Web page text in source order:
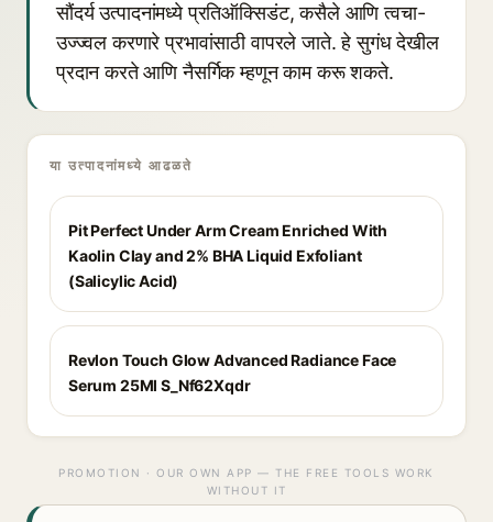
सौंदर्य उत्पादनांमध्ये प्रतिऑक्सिडंट, कसैले आणि त्वचा-
उज्ज्वल करणारे प्रभावांसाठी वापरले जाते. हे सुगंध देखील
प्रदान करते आणि नैसर्गिक म्हणून काम करू शकते.
या उत्पादनांमध्ये आढळते
Pit Perfect Under Arm Cream Enriched With
Kaolin Clay and 2% BHA Liquid Exfoliant
(Salicylic Acid)
Revlon Touch Glow Advanced Radiance Face
Serum 25Ml S_Nf62Xqdr
PROMOTION · OUR OWN APP — THE FREE TOOLS WORK
WITHOUT IT